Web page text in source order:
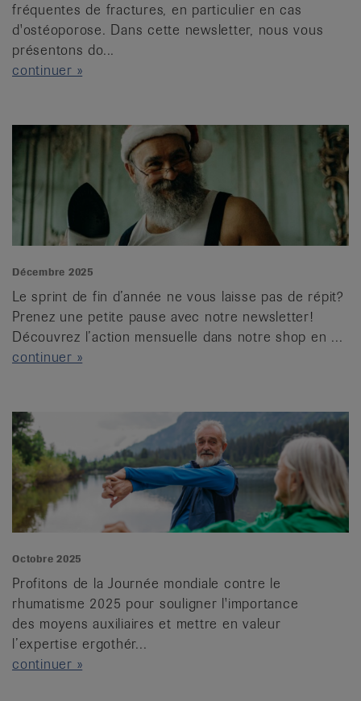
fréquentes de fractures, en particulier en cas
d'ostéoporose. Dans cette newsletter, nous vous
présentons do...
continuer »
Décembre 2025
Le sprint de fin d’année ne vous laisse pas de répit?
Prenez une petite pause avec notre newsletter!
Découvrez l’action mensuelle dans notre shop en ...
continuer »
Octobre 2025
Profitons de la Journée mondiale contre le
rhumatisme 2025 pour souligner l'importance
des moyens auxiliaires et mettre en valeur
l’expertise ergothér...
continuer »